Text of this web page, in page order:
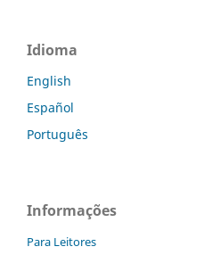
Idioma
English
Español
Português
Informações
Para Leitores